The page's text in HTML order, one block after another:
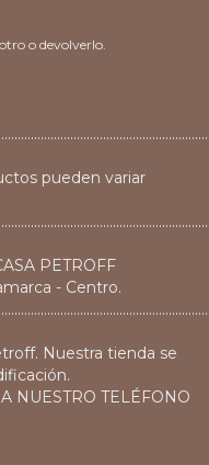
o devolverlo.
pueden variar
PETROFF
- Centro.
Nuestra tienda se
NUESTRO TELÉFONO